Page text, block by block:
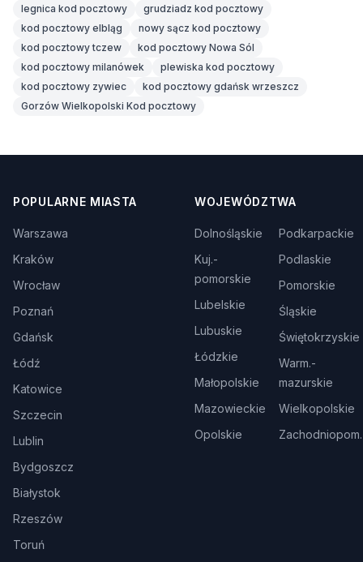
legnica kod pocztowy
grudziadz kod pocztowy
kod pocztowy elbląg
nowy sącz kod pocztowy
kod pocztowy tczew
kod pocztowy Nowa Sól
kod pocztowy milanówek
plewiska kod pocztowy
kod pocztowy zywiec
kod pocztowy gdańsk wrzeszcz
Gorzów Wielkopolski Kod pocztowy
POPULARNE MIASTA
Warszawa
Kraków
Wrocław
Poznań
Gdańsk
Łódź
Katowice
Szczecin
Lublin
Bydgoszcz
Białystok
Rzeszów
Toruń
WOJEWÓDZTWA
Dolnośląskie
Kuj.-
pomorskie
Lubelskie
Lubuskie
Łódzkie
Małopolskie
Mazowieckie
Opolskie
Podkarpackie
Podlaskie
Pomorskie
Śląskie
Świętokrzyskie
Warm.-
mazurskie
Wielkopolskie
Zachodniopom.